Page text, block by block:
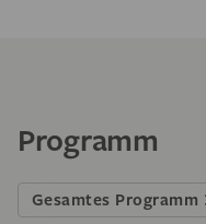
Programm
Gesamtes Programm